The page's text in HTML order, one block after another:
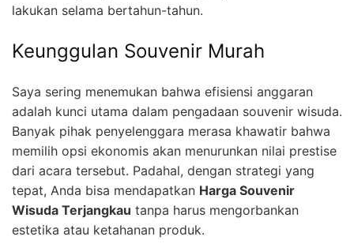
lakukan selama bertahun-tahun.
Keunggulan Souvenir Murah
Saya sering menemukan bahwa efisiensi anggaran
adalah kunci utama dalam pengadaan souvenir wisuda.
Banyak pihak penyelenggara merasa khawatir bahwa
memilih opsi ekonomis akan menurunkan nilai prestise
dari acara tersebut. Padahal, dengan strategi yang
tepat, Anda bisa mendapatkan Harga Souvenir
Wisuda Terjangkau tanpa harus mengorbankan
estetika atau ketahanan produk.